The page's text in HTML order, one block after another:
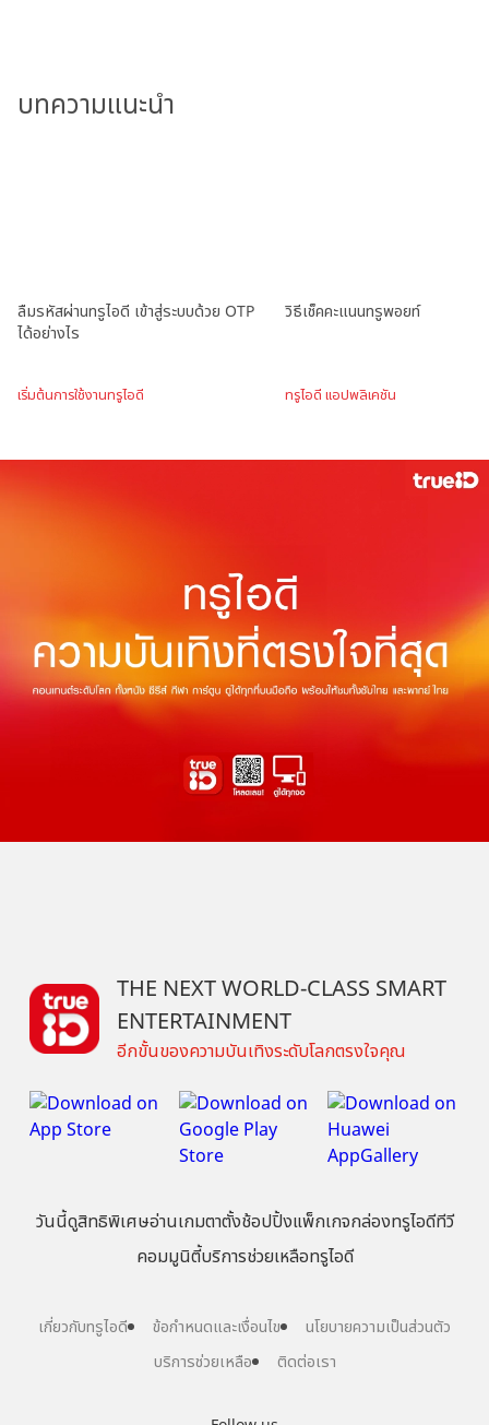
บทความแนะนำ
ลืมรหัสผ่านทรูไอดี เข้าสู่ระบบด้วย OTP
ได้อย่างไร
เริ่มต้นการใช้งานทรูไอดี
วิธีเช็คคะแนนทรูพอยท์
ทรูไอดี แอปพลิเคชัน
THE NEXT WORLD-CLASS SMART
ENTERTAINMENT
อีกขั้นของความบันเทิงระดับโลกตรงใจคุณ
วันนี้ดูสิทธิพิเศษอ่านเกมตาตั้งช้อปปิ้งแพ็กเกจกล่องทรูไอดีทีวี
คอมมูนิตี้บริการช่วยเหลือทรูไอดี
เกี่ยวกับทรูไอดี ข้อกำหนดและเงื่อนไข
นโยบายความเป็นส่วนตัว
บริการช่วยเหลือ
ติดต่อเรา